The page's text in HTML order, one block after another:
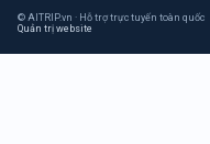
© AITRIP.vn · Hỗ trợ trực tuyến toàn quốc
Quản trị website